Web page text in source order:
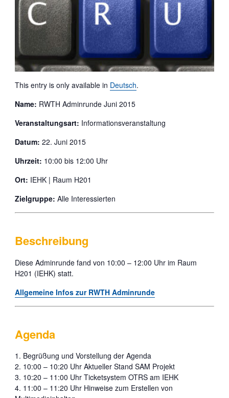
This entry is only available in Deutsch.
Name: RWTH Adminrunde Juni 2015
Veranstaltungsart: Informationsveranstaltung
Datum: 22. Juni 2015
Uhrzeit: 10:00 bis 12:00 Uhr
Ort: IEHK | Raum H201
Zielgruppe: Alle Interessierten
Beschreibung
Diese Adminrunde fand von 10:00 – 12:00 Uhr im Raum
H201 (IEHK) statt.
Allgemeine Infos zur RWTH Adminrunde
Agenda
Begrüßung und Vorstellung der Agenda
10:00 – 10:20 Uhr Aktueller Stand SAM Projekt
10:20 – 11:00 Uhr Ticketsystem OTRS am IEHK
11:00 – 11:20 Uhr Hinweise zum Erstellen von